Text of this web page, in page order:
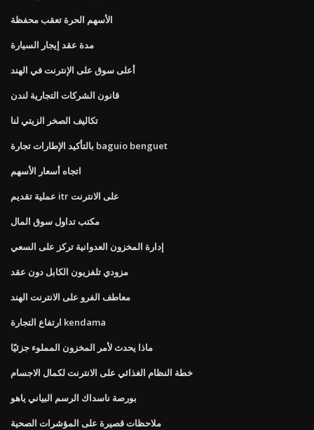
الأسهم الحرة تعقب محفظة
مدة عقد إيجار السيارة
أعلى سوق على الإنترنت في الهند
قانون الشركات التجارية لندن
تكاليف الصخر الزيتي لنا
بالتأكيد الإطارات تجارة baguio benguet
اتجاه أسعار الأسهم
عملية تقديم itr على الانترنت
مكتب تداول سوق المال
إدارة المخزون العدوانية تركز على السعي
مزودي تلفزيون الكابل دون عقد
معاطف الفرو على الانترنت الهند
ارتفاع التجارة kendama
ماذا يحدث لأمر المخزون المملوء جزئيًا
خطة النظام الغذائي على الانترنت لكمال الاجسام
بورصة ناسداك الرسم البياني ياهو
ملاحظات قصيرة على المؤشرات الصحية